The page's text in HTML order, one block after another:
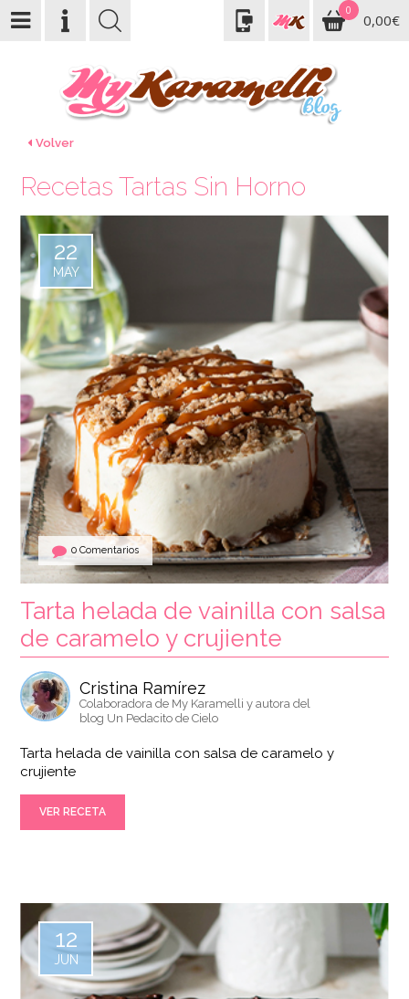
0
0,00€
Volver
Recetas Tartas Sin Horno
0 Comentarios
22
MAY
Tarta helada de vainilla con salsa
de caramelo y crujiente
Cristina Ramírez
Colaboradora de My Karamelli y autora del
blog Un Pedacito de Cielo
Tarta helada de vainilla con salsa de caramelo y
crujiente
VER RECETA
12
JUN